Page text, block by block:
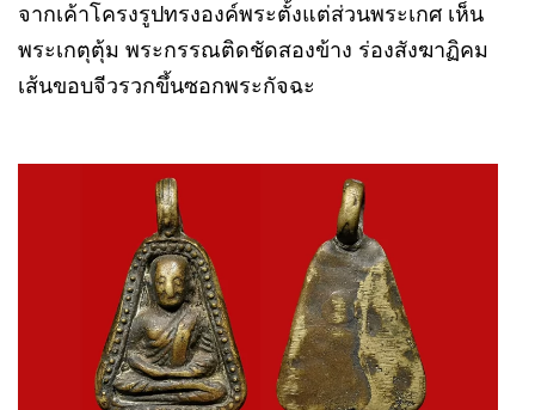
จากเค้าโครงรูปทรงองค์พระตั้งแต่ส่วนพระเกศ เห็น
พระเกตุตุ้ม พระกรรณติดชัดสองข้าง ร่องสังฆาฏิคม
เส้นขอบจีวรวกขึ้นซอกพระกัจฉะ